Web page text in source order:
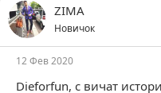
ZIMA
Новичок
12 Фев 2020
Dieforfun, с вичат